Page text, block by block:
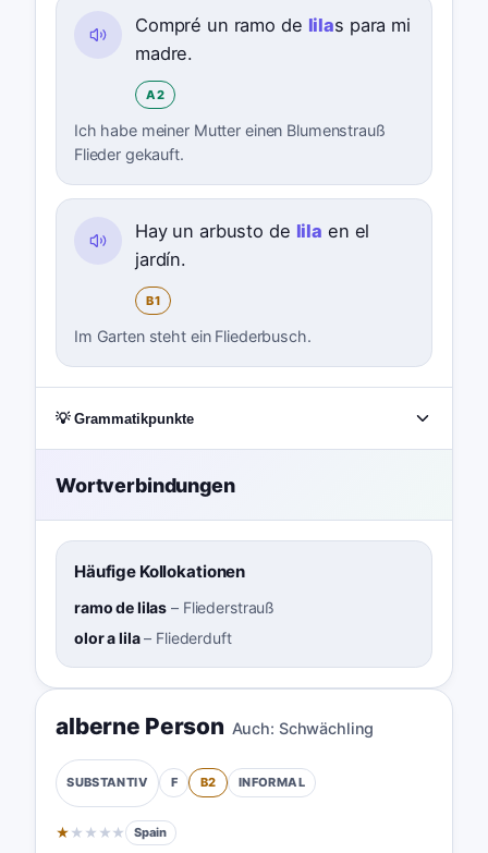
Compré un ramo de lilas para mi
madre.
A2
Ich habe meiner Mutter einen Blumenstrauß
Flieder gekauft.
Hay un arbusto de lila en el
jardín.
B1
Im Garten steht ein Fliederbusch.
💡 Grammatikpunkte
Wortverbindungen
Häufige Kollokationen
ramo de lilas – Fliederstrauß
olor a lila– Fliederduft
alberne Person Auch: Schwächling
SUBSTANTIV F B2 INFORMAL
★ ★ ★ ★ ★ Spain